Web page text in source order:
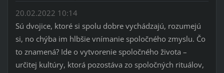
20.02.2022 10:14
Sú dvojice, ktoré si spolu dobre vychádzajú, rozumejú
si, no chýba im hlbšie vnímanie spoločného zmyslu. Čo
to znamená? Ide o vytvorenie spoločného života –
určitej kultúry, ktorá pozostáva zo spoločných rituálov,